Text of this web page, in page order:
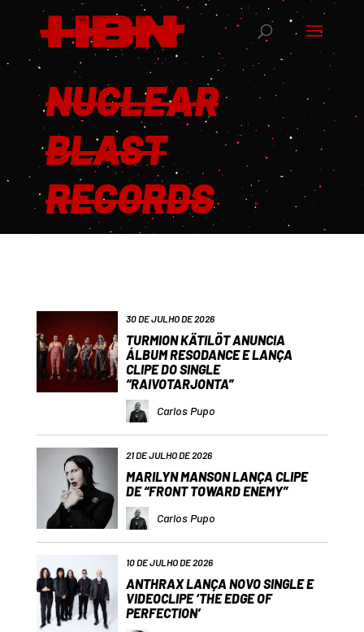
NUCLEAR
BLAST
RECORDS
30 DE JULHO DE 2026
TURMION KÄTILÖT ANUNCIA
ÁLBUM RESODANCE E LANÇA
CLIPE DO SINGLE
“RAIVOTARJONTA”
Carlos Pupo
21 DE JULHO DE 2026
MARILYN MANSON LANÇA CLIPE
DE “FRONT TOWARD ENEMY”
Carlos Pupo
10 DE JULHO DE 2026
ANTHRAX LANÇA NOVO SINGLE E
VIDEOCLIPE ‘THE EDGE OF
PERFECTION’